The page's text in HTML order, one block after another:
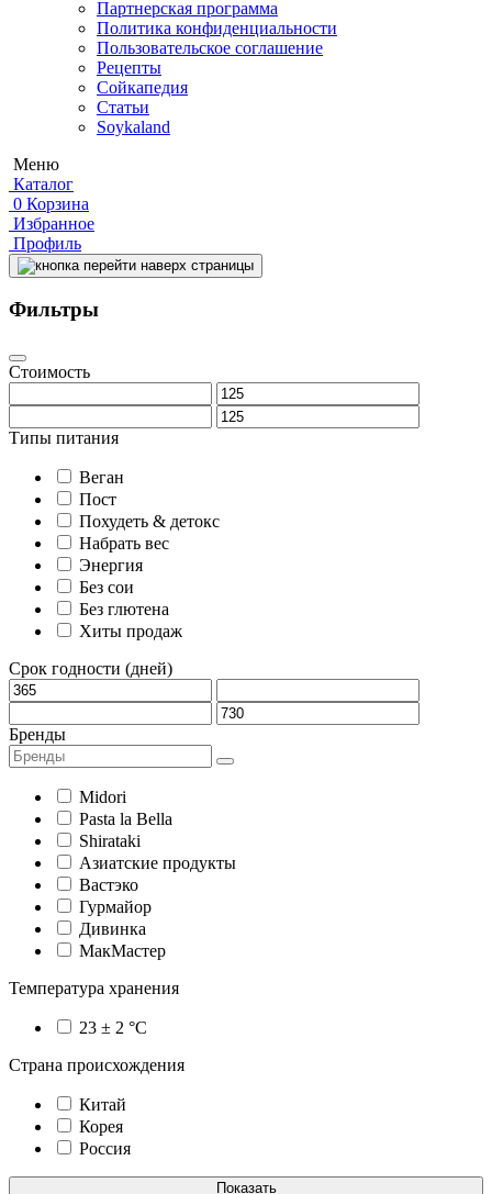
Партнерская программа
Политика конфиденциальности
Пользовательское соглашение
Рецепты
Сойкапедия
Статьи
Soykaland
Меню
Каталог
0 Корзина
Избранное
Профиль
Фильтры
Стоимость
Типы питания
Веган
Пост
Похудеть & детокс
Набрать вес
Энергия
Без сои
Без глютена
Хиты продаж
Срок годности (дней)
Бренды
Midori
Pasta la Bella
Shirataki
Азиатские продукты
Вастэко
Гурмайор
Дивинка
МакМастер
Температура хранения
23 ± 2 °C
Страна происхождения
Китай
Корея
Россия